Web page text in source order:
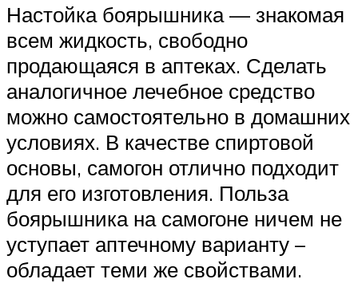
Настойка боярышника — знакомая
всем жидкость, свободно
продающаяся в аптеках. Сделать
аналогичное лечебное средство
можно самостоятельно в домашних
условиях. В качестве спиртовой
основы, самогон отлично подходит
для его изготовления. Польза
боярышника на самогоне ничем не
уступает аптечному варианту –
обладает теми же свойствами.